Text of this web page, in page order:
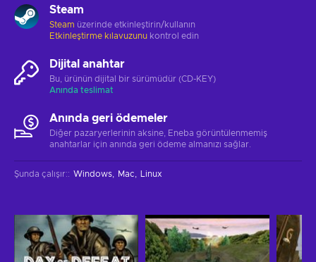
Steam
Steam üzerinde etkinleştirin/kullanın
Etkinleştirme kılavuzunu kontrol edin
Dijital anahtar
Bu, ürünün dijital bir sürümüdür (CD-KEY)
Anında teslimat
Anında geri ödemeler
Diğer pazaryerlerinin aksine, Eneba görüntülenmemiş
anahtarlar için anında geri ödeme almanızı sağlar.
Şunda çalışır:: Windows Mac Linux